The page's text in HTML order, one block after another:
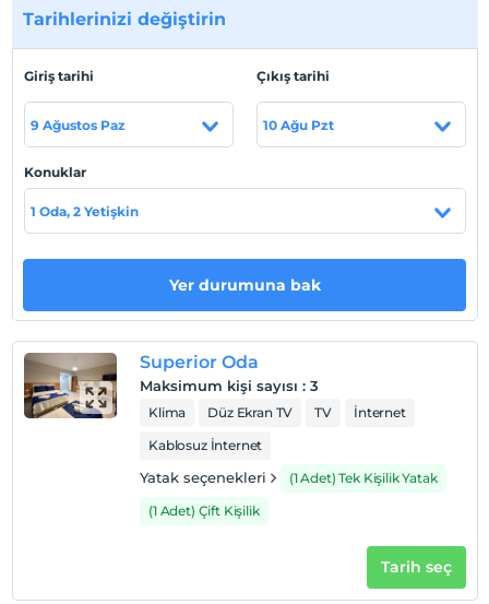
Tesis lokasyon bilgileri
Fethiye Merkez'de konumlanmaktadır.
En erken saat 10:00 ve sonrası
Check/out
En geç saat 14:00 ve öncesi
Evcil Hayvan
Odalarda sigara içilmez
Her bir oda için 6 yaşına kadar 1 çocuk ücretsizdir
Tarihlerinizi değiştirin
Giriş tarihi
9 Ağustos Paz
Çıkış tarihi
10 Ağu Pzt
Konuklar
1 Oda, 2 Yetişkin
Yer durumuna bak
Superior Oda
Maksimum kişi sayısı : 3
Klima Düz Ekran TV TV
İnternet
Kablosuz İnternet
Yatak seçenekleri
(1 Adet) Tek Kişilik Yatak
(1 Adet) Çift Kişilik
Tarih seç